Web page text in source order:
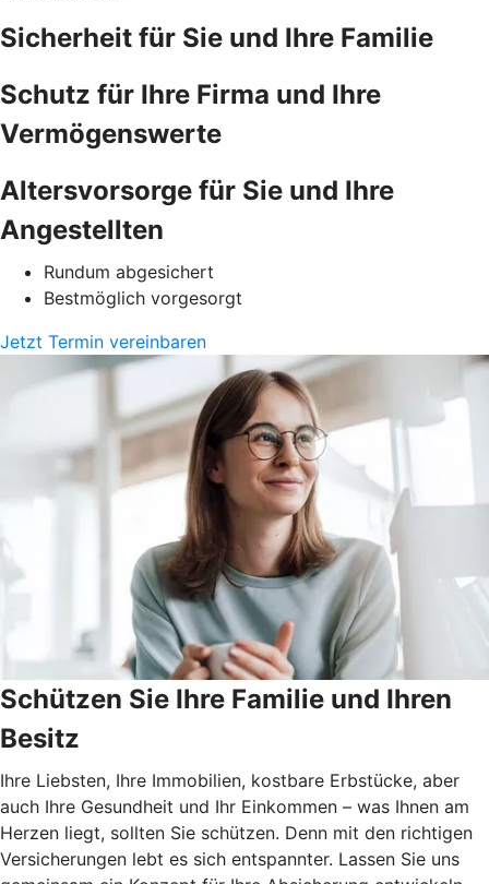
Sicherheit für Sie und Ihre Familie
Schutz für Ihre Firma und Ihre
Vermögenswerte
Altersvorsorge für Sie und Ihre
Angestellten
Rundum abgesichert
Bestmöglich vorgesorgt
Jetzt Termin vereinbaren
Schützen Sie Ihre Familie und Ihren
Besitz
Ihre Liebsten, Ihre Immobilien, kostbare Erbstücke, aber
auch Ihre Gesundheit und Ihr Einkommen – was Ihnen am
Herzen liegt, sollten Sie schützen. Denn mit den richtigen
Versicherungen lebt es sich entspannter. Lassen Sie uns